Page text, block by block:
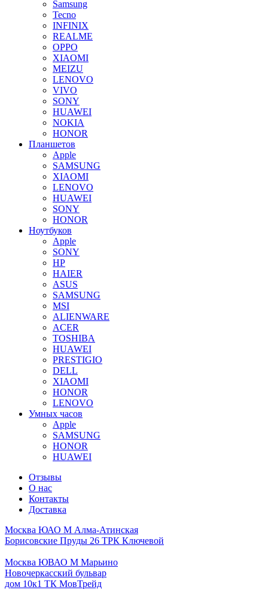
Samsung
Tecno
INFINIX
REALME
OPPO
XIAOMI
MEIZU
LENOVO
VIVO
SONY
HUAWEI
NOKIA
HONOR
Планшетов
Apple
SAMSUNG
XIAOMI
LENOVO
HUAWEI
SONY
HONOR
Ноутбуков
Apple
SONY
HP
HAIER
ASUS
SAMSUNG
MSI
ALIENWARE
ACER
TOSHIBA
HUAWEI
PRESTIGIO
DELL
XIAOMI
HONOR
LENOVO
Умных часов
Apple
SAMSUNG
HONOR
HUAWEI
Отзывы
О нас
Контакты
Доставка
Москва ЮАО М Алма-Атинская
Борисовские Пруды 26 ТРК Ключевой
Москва ЮВАО М Марьино
Новочеркасский бульвар
дом 10к1 ТК МовТрейд